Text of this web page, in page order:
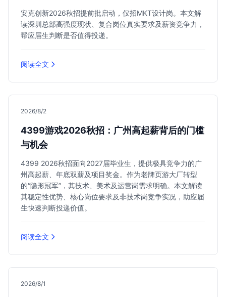
安克创新2026秋招提前批启动，仅招MKT设计岗。本文解
读深圳总部高强度现状、复合岗位真实要求及薪资竞争力，
帮应届生判断是否值得投递。
阅读全文
2026/8/2
4399游戏2026秋招：广州高起薪背后的门槛
与机会
4399 2026秋招面向2027届毕业生，提供极具竞争力的广
州高起薪、年底双薪及项目奖金。作为老牌页游大厂转型
的“隐形冠军”，其技术、美术及运营岗需求明确。本文解读
其稳定性优势、核心岗位要求及非技术岗竞争实况，助应届
生快速判断投递价值。
阅读全文
2026/8/1